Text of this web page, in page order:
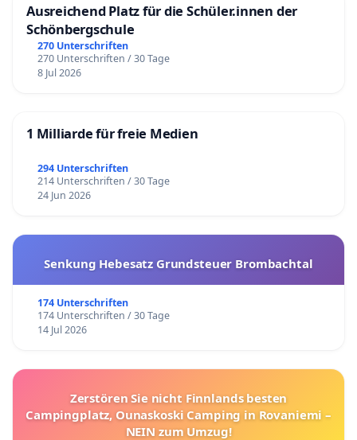
Ausreichend Platz für die Schüler.innen der
Schönbergschule
270 Unterschriften
270 Unterschriften / 30 Tage
8 Jul 2026
1 Milliarde für freie Medien
294 Unterschriften
214 Unterschriften / 30 Tage
24 Jun 2026
Senkung Hebesatz Grundsteuer Brombachtal
174 Unterschriften
174 Unterschriften / 30 Tage
14 Jul 2026
Zerstören Sie nicht Finnlands besten
Campingplatz, Ounaskoski Camping in Rovaniemi –
NEIN zum Umzug!